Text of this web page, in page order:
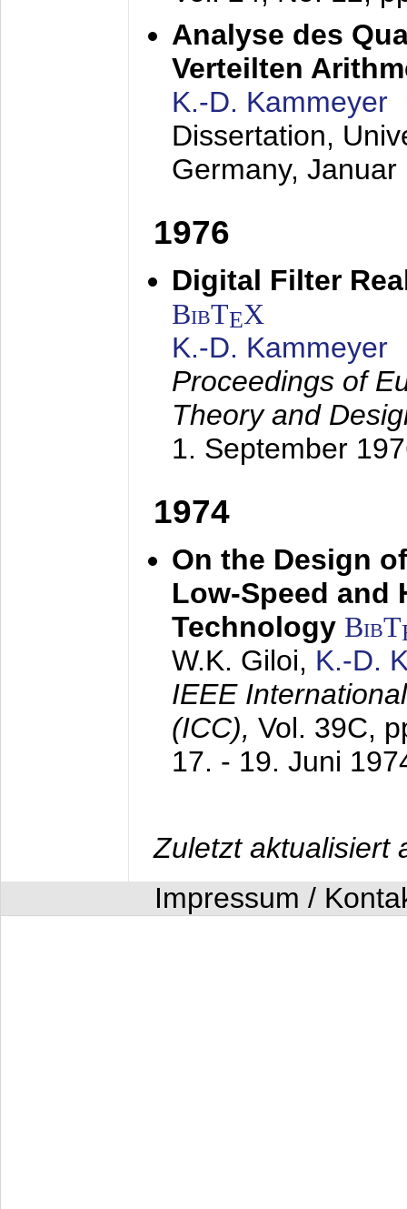
Analyse des
Verteilten
K.-D. Kammeyer
Dissertation,
Germany, Januar
1976
Digital Filter
BibTEX
K.-D. Kammeyer
Proceedings of
Theory and
1. September
1974
On the Design
Low-Speed and
Technology BibT
W.K. Giloi, K.-D.
IEEE
(ICC), Vol. 39C,
17. - 19. Juni
Zuletzt aktualisiert
Impressum /